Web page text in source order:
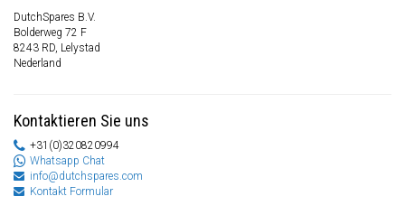
DutchSpares B.V.
Bolderweg 72 F
8243 RD, Lelystad
Nederland
Kontaktieren Sie uns
+31(0)320820994
Whatsapp Chat
info@dutchspares.com
Kontakt Formular